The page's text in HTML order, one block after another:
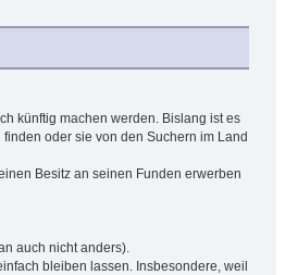
künftig machen werden. Bislang ist es
oder sie von den Suchern im Land
Besitz an seinen Funden erwerben
auch nicht anders).
bleiben lassen. Insbesondere, weil